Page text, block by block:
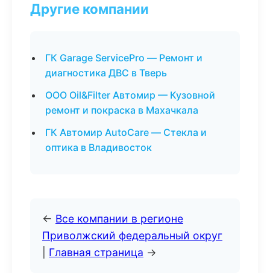
Другие компании
ГК Garage ServicePro — Ремонт и
диагностика ДВС в Тверь
ООО Oil&Filter Автомир — Кузовной
ремонт и покраска в Махачкала
ГК Автомир AutoCare — Стекла и
оптика в Владивосток
← Все компании в регионе
Приволжский федеральный округ
Главная страница →